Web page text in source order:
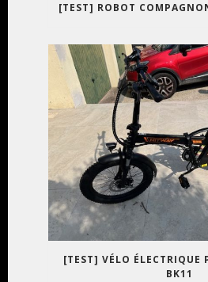
[TEST] ROBOT
[TEST] VÉLO ÉLECTRIQUE
BK11